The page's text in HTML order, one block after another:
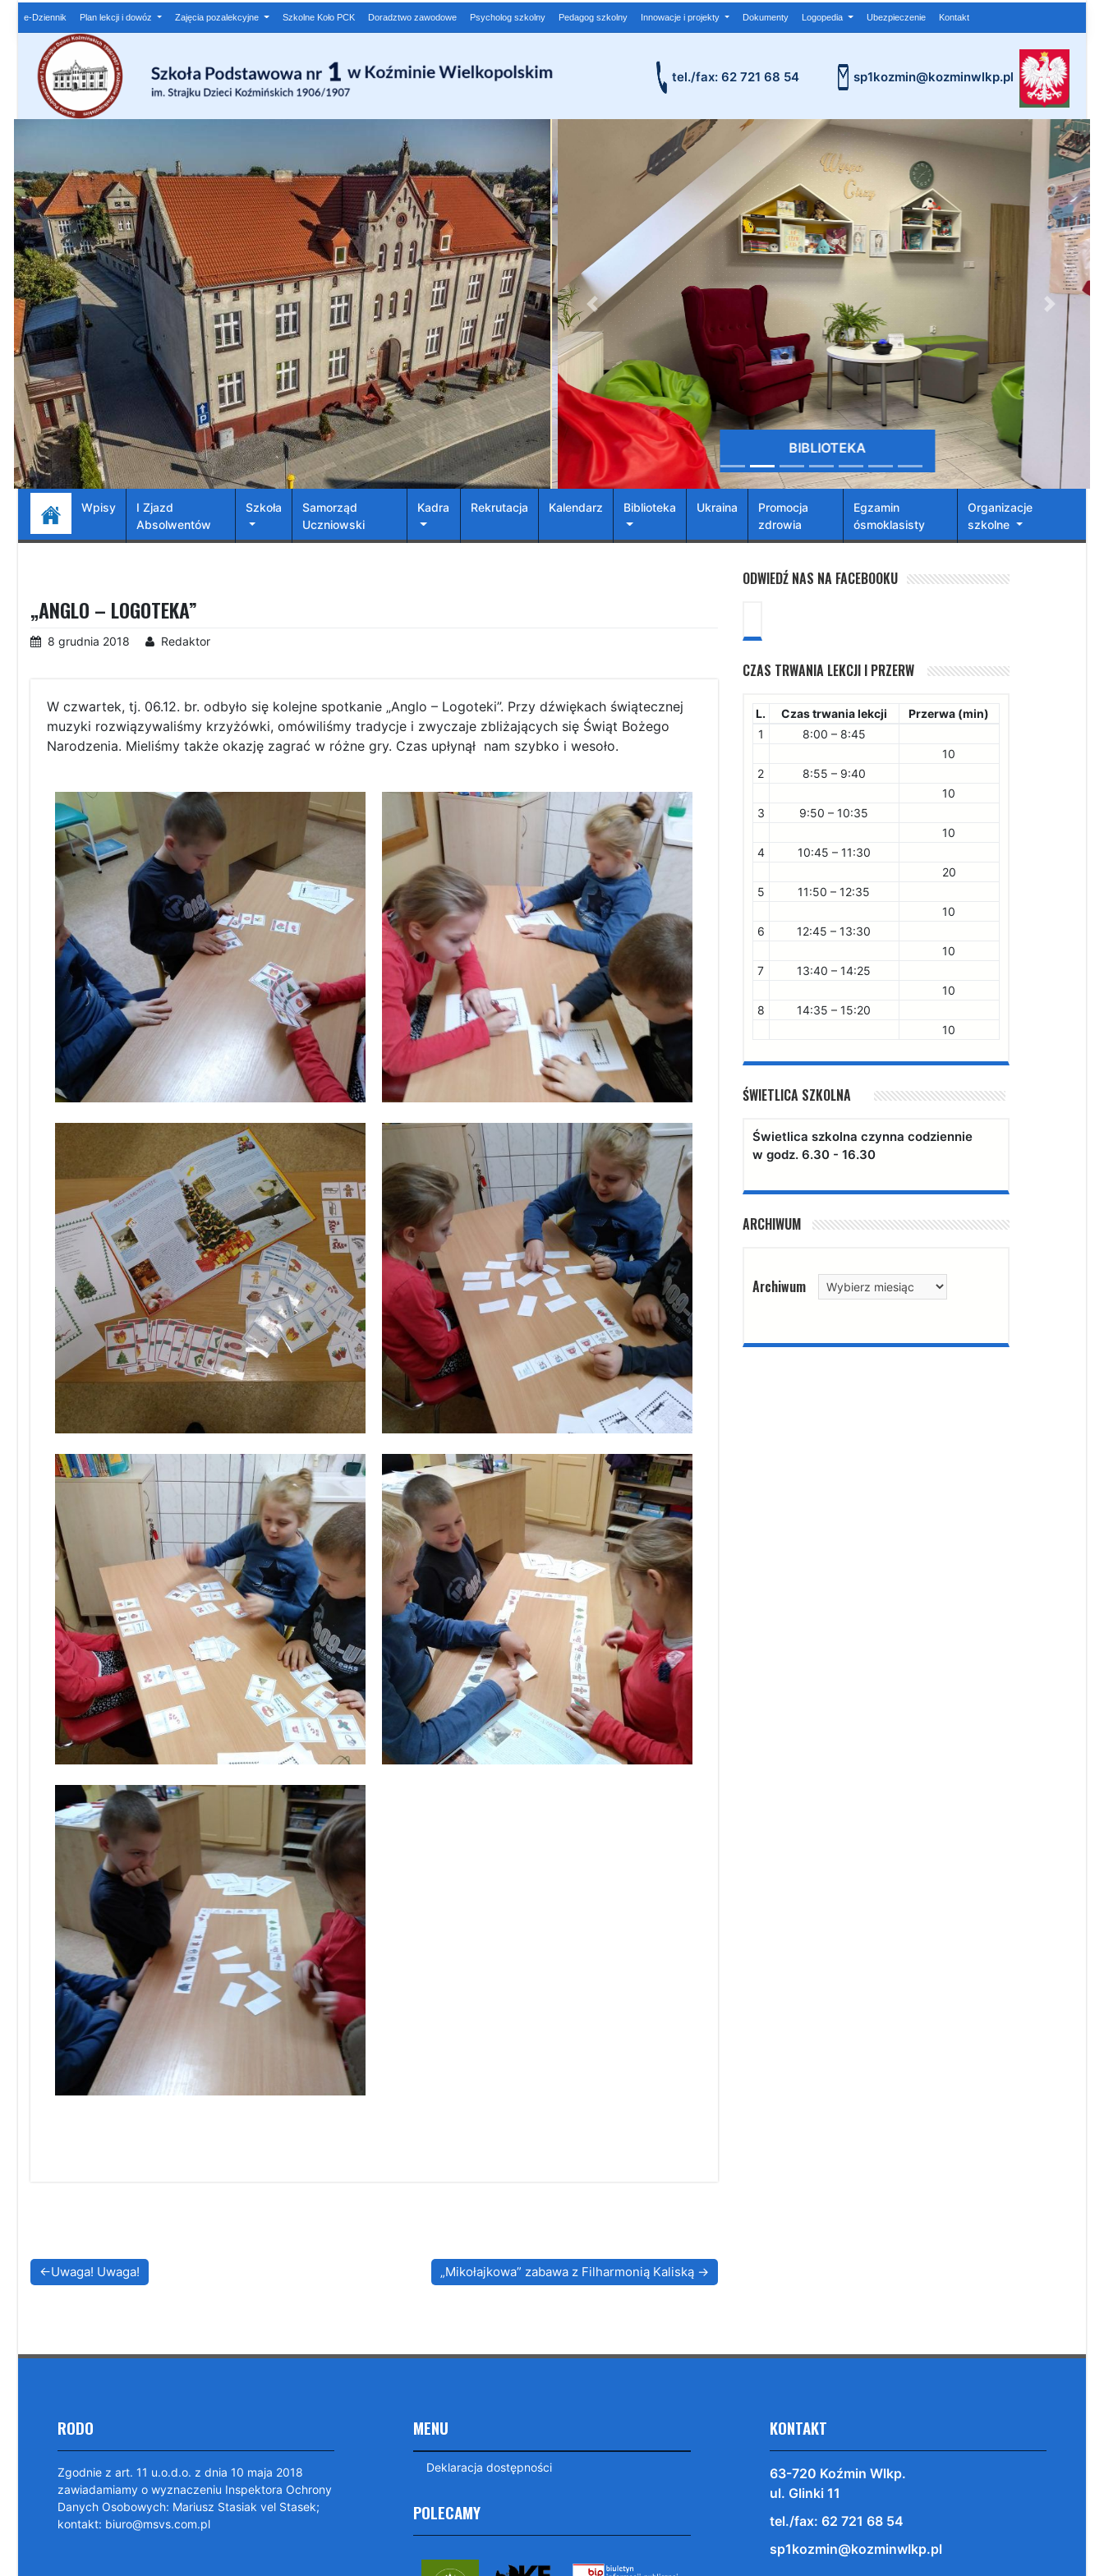
e-Dziennik Plan lekcji i dowóz Zajęcia pozalekcyjne Szkolne Koło PCK Doradztwo zawodowe Psycholog szkolny Pedagog szkolny Innowacje i projekty Dokumenty Logopedia Ubezpieczenie Kontakt
tel./fax: 62 721 68 54 sp1kozmin@kozminwlkp.pl
BIBLIOTEKA
Wpisy
I Zjazd
Absolwentów
Szkoła
Samorząd
Uczniowski
Kadra Rekrutacja Kalendarz Biblioteka Ukraina
Promocja
zdrowia
Egzamin
ósmoklasisty
Organizacje
szkolne
„ANGLO – LOGOTEKA”
8 grudnia 2018 Redaktor
W czwartek, tj. 06.12. br. odbyło się kolejne spotkanie „Anglo – Logoteki”. Przy dźwiękach świątecznej
muzyki rozwiązywaliśmy krzyżówki, omówiliśmy tradycje i zwyczaje zbliżających się Świąt Bożego
Narodzenia. Mieliśmy także okazję zagrać w różne gry. Czas upłynął nam szybko i wesoło.
Nawigacja
wpisu
Uwaga! Uwaga! „Mikołajkowa” zabawa z Filharmonią Kaliską
ODWIEDŹ NAS NA FACEBOOKU
CZAS TRWANIA LEKCJI I PRZERW
L. Czas trwania lekcji
Przerwa (min)
1
8:00 – 8:45
10
2
8:55 – 9:40
10
3
9:50 – 10:35
10
4
10:45 – 11:30
20
5
11:50 – 12:35
10
6
12:45 – 13:30
10
7
13:40 – 14:25
10
8
14:35 – 15:20
10
ŚWIETLICA SZKOLNA
Świetlica szkolna czynna codziennie
w godz. 6.30 - 16.30
ARCHIWUM
Archiwum
RODO
Zgodnie z art. 11 u.o.d.o. z dnia 10 maja 2018
zawiadamiamy o wyznaczeniu Inspektora Ochrony
Danych Osobowych: Mariusz Stasiak vel Stasek;
kontakt: biuro@msvs.com.pl
MENU
Deklaracja dostępności
POLECAMY
KONTAKT
63-720 Koźmin Wlkp.
ul. Glinki 11
tel./fax: 62 721 68 54
sp1kozmin@kozminwlkp.pl